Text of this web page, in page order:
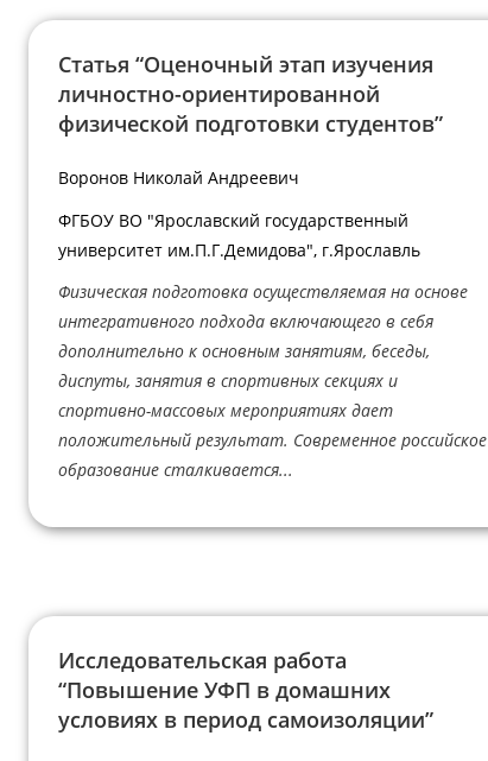
Статья “Оценочный этап изучения
личностно-ориентированной
физической подготовки студентов”
Воронов Николай Андреевич
ФГБОУ ВО "Ярославский государственный
университет им.П.Г.Демидова", г.Ярославль
Физическая подготовка осуществляемая на основе
интегративного подхода включающего в себя
дополнительно к основным занятиям, беседы,
диспуты, занятия в спортивных секциях и
спортивно-массовых мероприятиях дает
положительный результат. Современное российское
образование сталкивается...
Исследовательская работа
“Повышение УФП в домашних
условиях в период самоизоляции”